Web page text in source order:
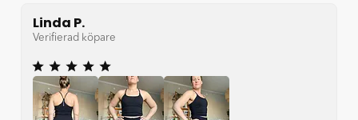
Linda P.
Verifierad köpare